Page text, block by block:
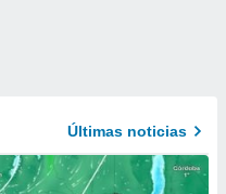
Últimas noticias